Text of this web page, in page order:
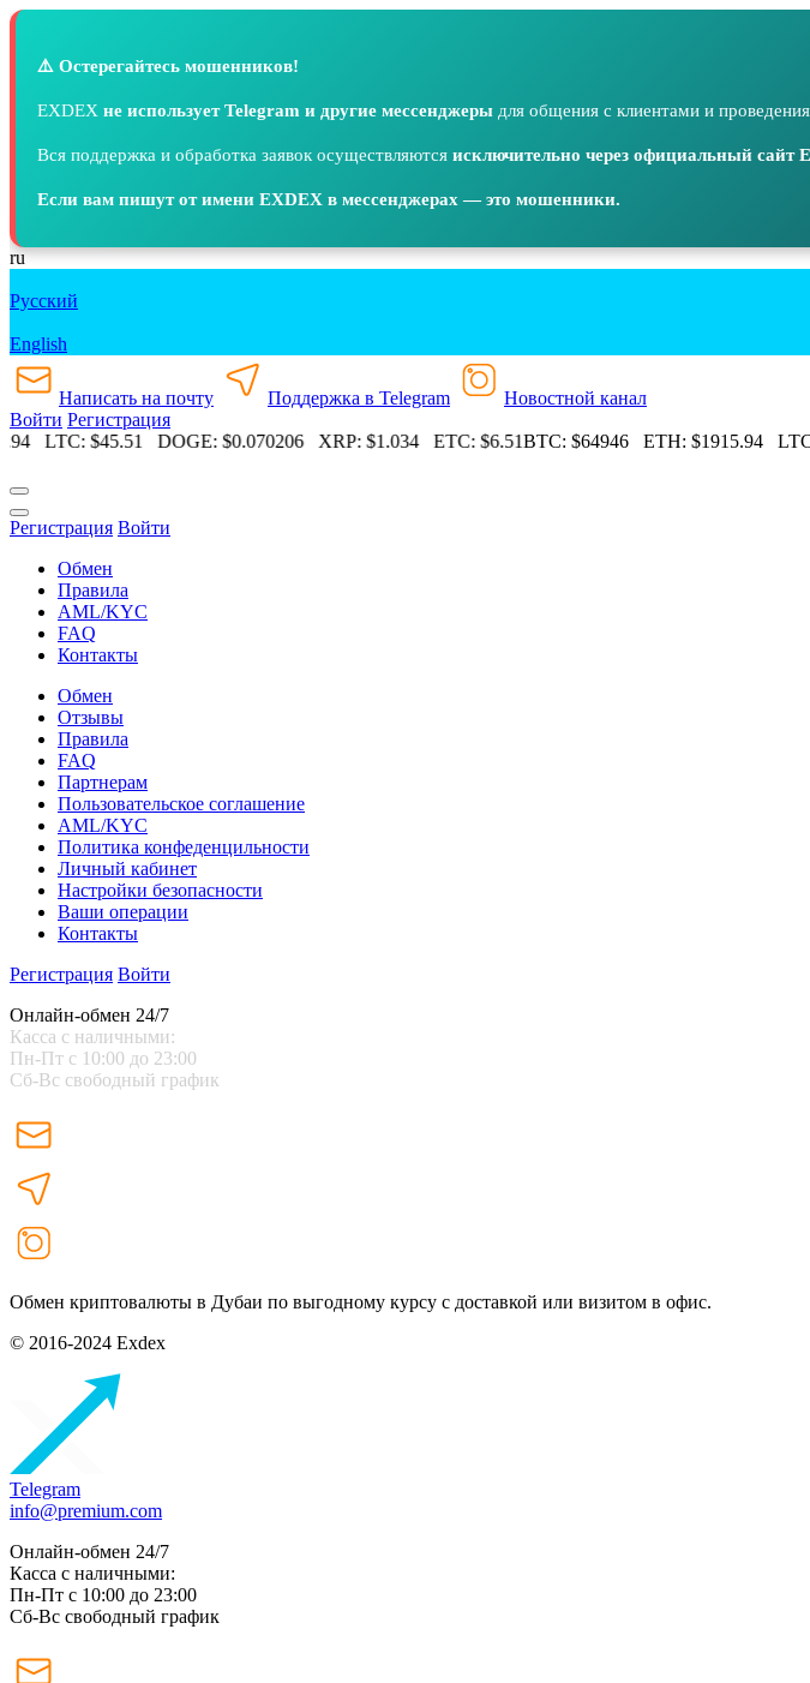
⚠️ Остерегайтесь мошенников!
EXDEX не использует Telegram и другие мессенджеры для общения с клиентами и
Вся поддержка и обработка заявок осуществляются исключительно через официальный сайт
Если вам пишут от имени EXDEX в мессенджерах — это мошенники.
ru
Русский
English
Написать на почту Поддержка в Telegram
Новостной канал
Войти Регистрация
LTC:$45.51 DOGE:$0.070206XRP:$1.034ETC:$6.51BTC:$64946ETH:$1915.94LTC:
Регистрация Войти
Обмен
Правила
AML/KYC
FAQ
Контакты
Обмен
Отзывы
Правила
FAQ
Партнерам
Пользовательское соглашение
AML/KYC
Политика конфеденцильности
Личный кабинет
Настройки безопасности
Ваши операции
Контакты
Регистрация Войти
Онлайн-обмен 24/7
Касса с наличными:
Пн-Пт с 10:00 до 23:00
Сб-Вс свободный график
Обмен криптовалюты в Дубаи по выгодному курсу с доставкой или визитом в офис.
© 2016-2024 Exdex
Telegram
info@premium.com
Онлайн-обмен 24/7
Касса с наличными:
Пн-Пт с 10:00 до 23:00
Сб-Вс свободный график